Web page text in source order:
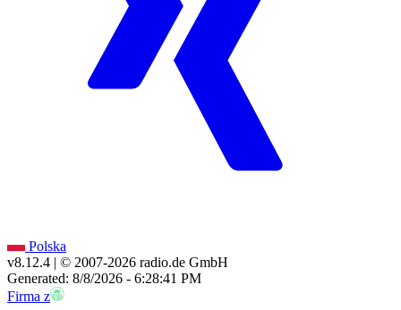
Polska
v8.12.4 | © 2007-2026 radio.de GmbH
Generated: 8/8/2026 - 6:28:41 PM
Firma z